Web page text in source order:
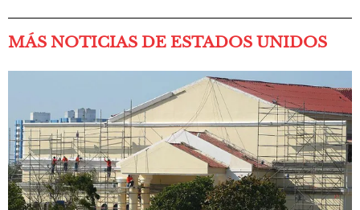
MÁS NOTICIAS DE ESTADOS UNIDOS